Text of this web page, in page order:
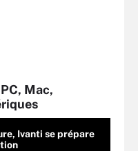
Mac,
Ivanti se prépare